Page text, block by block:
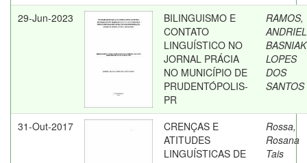
29-Jun-2023
BILINGUISMO E
CONTATO
LINGUÍSTICO NO
JORNAL PRÁCIA
NO MUNICÍPIO DE
PRUDENTÓPOLIS-
PR
RAMOS,
BASNIAK
LOPES
DOS
SANTOS
31-Out-2017
CRENÇAS E
ATITUDES
LINGUÍSTICAS DE
Rossa,
Rosana
Tais